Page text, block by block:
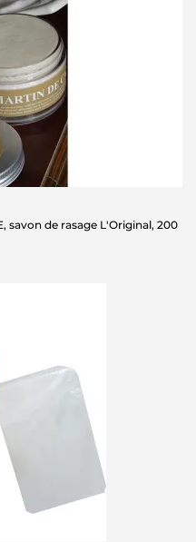
savon de rasage L'Original, 200